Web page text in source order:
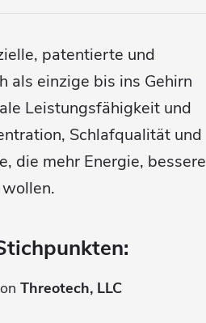
patentierte und
als einzige bis ins Gehirn
Leistungsfähigkeit und
Schlafqualität und
die mehr Energie, bessere
Threotech, LLC